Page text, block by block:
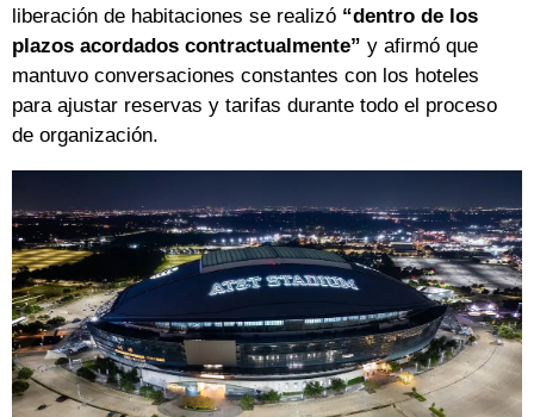
liberación de habitaciones se realizó “dentro de los
plazos acordados contractualmente” y afirmó que
mantuvo conversaciones constantes con los hoteles
para ajustar reservas y tarifas durante todo el proceso
de organización.